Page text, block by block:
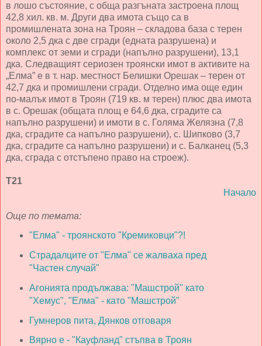
в лошо състояние, с обща разгъната застроена площ
42,8 хил. кв. м. Други два имота също са в
промишлената зона на Троян – складова база с терен
около 2,5 дка с две сгради (едната разрушена) и
комплекс от земи и сгради (напълно разрушени), 13,1
дка. Следващият сериозен троянски имот в активите на
„Елма” е в т. нар. местност Белишки Орешак – терен от
42,7 дка и промишлени сгради. Отделно има още един
по-малък имот в Троян (719 кв. м терен) плюс два имота
в с. Орешак (общата площ е 64,6 дка, сградите са
напълно разрушени) и имоти в с. Голяма Желязна (7,8
дка, сградите са напълно разрушени), с. Шипково (3,7
дка, сградите са напълно разрушени) и с. Балканец (5,3
дка, сграда с отстъпено право на строеж).
Т21
Начало
Още по темата:
"Елма" - троянското "Кремиковци"?!
Страдалците от "Елма" се жалваха пред
"Частен случай"
Агонията продължава: "Машстрой" като
"Хемус", "Елма" - като "Машстрой"
Гумнеров пита, Дянков отговаря
Вярно е - "Кауфланд" стъпва в Троян